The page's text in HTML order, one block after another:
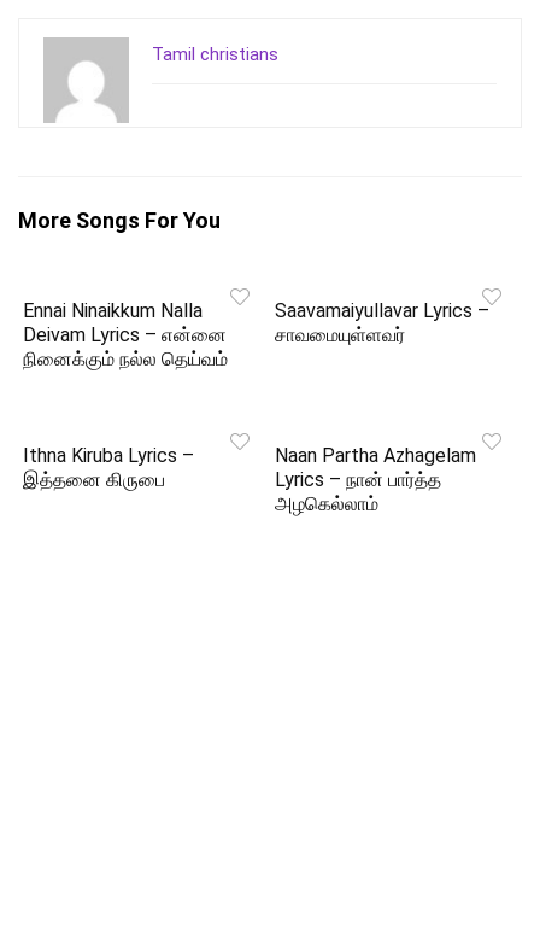
Tamil christians
More Songs For You
Ennai Ninaikkum Nalla
Deivam Lyrics – என்னை
நினைக்கும் நல்ல தெய்வம்
Saavamaiyullavar Lyrics –
சாவமையுள்ளவர்
Ithna Kiruba Lyrics –
இத்தனை கிருபை
Naan Partha Azhagelam
Lyrics – நான் பார்த்த
அழகெல்லாம்